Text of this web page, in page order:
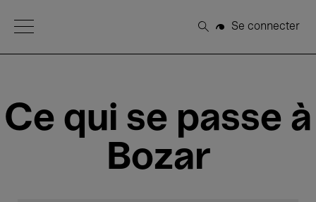
Open Menu
Rechercher
Se connecter
Ce qui se passe à
Bozar